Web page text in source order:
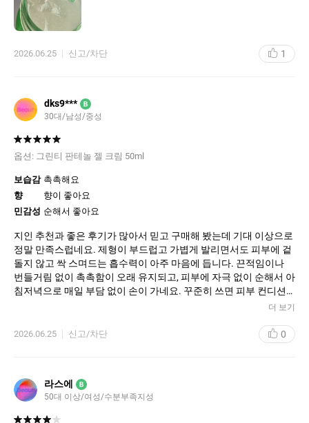
2026.06.25 신고/차단 1
dks9*** B
30대/남성/중성
옵션: 그린티 판테놀 젤 크림 50ml
보습감 촉촉해요
향
향이 좋아요
민감성 순해서 좋아요
지인 추천과 좋은 후기가 많아서 믿고 구매해 봤는데 기대 이상으로
정말 만족스럽네요. 제형이 부드럽고 가볍게 발리면서도 피부에 겉
돌지 않고 싹 스며드는 흡수력이 아주 마음에 듭니다. 끈적임이나
번들거림 없이 촉촉함이 오래 유지되고, 피부에 자극 없이 순해서 아
침저녁으로 매일 부담 없이 손이 가네요. 꾸준히 쓰면 피부 컨디션
유지에 큰 도움이 될 것 같아 앞으로도 계속 재구매할 예정입니다.
더 보기
2026.06.25 신고/차단 0
라스에 B
50대 이상/여성/수분부족지성